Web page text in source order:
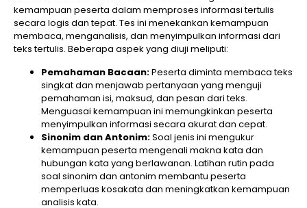
kemampuan peserta dalam memproses informasi tertulis
secara logis dan tepat. Tes ini menekankan kemampuan
membaca, menganalisis, dan menyimpulkan informasi dari
teks tertulis. Beberapa aspek yang diuji meliputi:
Pemahaman Bacaan:Peserta diminta membaca teks
singkat dan menjawab pertanyaan yang menguji
pemahaman isi, maksud, dan pesan dari teks.
Menguasai kemampuan ini memungkinkan peserta
menyimpulkan informasi secara akurat dan cepat.
Sinonim dan Antonim:Soal jenis ini mengukur
kemampuan peserta mengenali makna kata dan
hubungan kata yang berlawanan. Latihan rutin pada
soal sinonim dan antonim membantu peserta
memperluas kosakata dan meningkatkan kemampuan
analisis kata.